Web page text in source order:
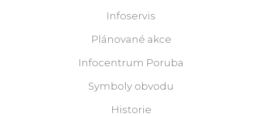
Infoservis
Plánované akce
Infocentrum Poruba
Symboly obvodu
Historie